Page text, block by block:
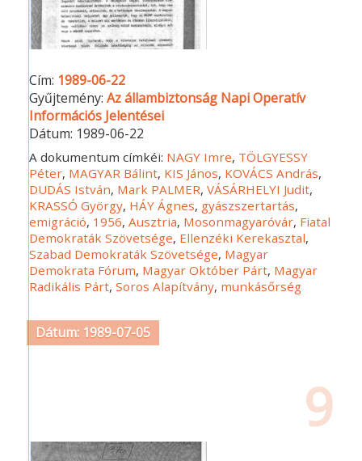
Cím: 1989-06-22
Gyűjtemény:Az állambiztonság Napi Operatív
Információs Jelentései
Dátum: 1989-06-22
A dokumentum címkéi: NAGY Imre, TÖLGYESSY
Péter, MAGYAR Bálint, KIS János, KOVÁCS András,
DUDÁS István, Mark PALMER,VÁSÁRHELYI Judit,
KRASSÓ György, HÁY Ágnes, gyászszertartás,
emigráció, 1956,Ausztria, Mosonmagyaróvár, Fiatal
Demokraták Szövetsége, Ellenzéki Kerekasztal,
Szabad Demokraták Szövetsége, Magyar
Demokrata Fórum, Magyar Október Párt, Magyar
Radikális Párt,Soros Alapítvány, munkásőrség
Dátum: 1989-07-05
9